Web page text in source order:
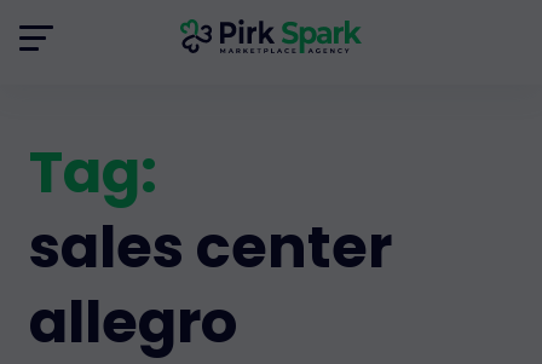
Tag:
sales center
allegro